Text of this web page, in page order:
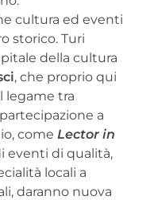
cultura ed eventi
storico. Turi
della cultura
, che proprio qui
legame tra
a
come Lector in
eventi di qualità,
locali a
daranno nuova